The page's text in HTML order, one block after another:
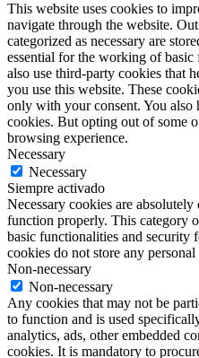
This website uses cookies to
navigate through the website.
categorized as necessary are
essential for the working of
also use third-party cookies that
you use this website. These
only with your consent. You also
cookies. But opting out of some
browsing experience.
Necessary
Necessary
Siempre activado
Necessary cookies are
function properly. This category
basic functionalities and security
cookies do not store any
Non-necessary
Non-necessary
Any cookies that may not be
to function and is used
analytics, ads, other embedded
cookies. It is mandatory to